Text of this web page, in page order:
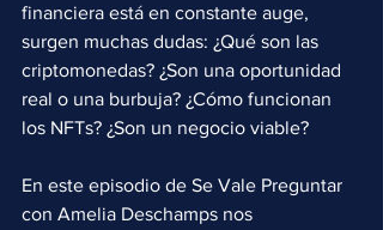
financiera está en constante auge,
surgen muchas dudas: ¿Qué son las
criptomonedas? ¿Son una oportunidad
real o una burbuja? ¿Cómo funcionan
los NFTs? ¿Son un negocio viable?
En este episodio de Se Vale Preguntar
con Amelia Deschamps nos